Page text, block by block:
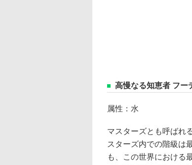
高慢なる知恵者 フー
属性：水
マスターズとも呼ばれ
スターズ内での階級は
も、この世界における